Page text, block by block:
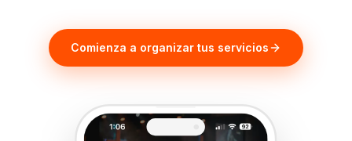
Comienza a organizar tus servicios